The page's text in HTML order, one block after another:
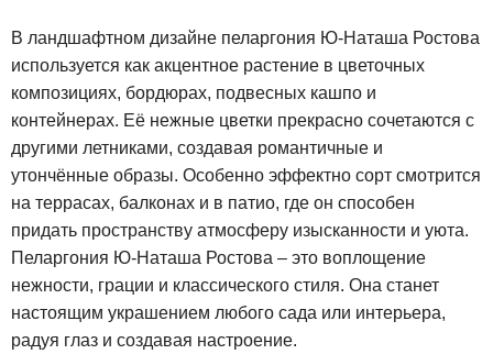
В ландшафтном дизайне пеларгония Ю-Наташа Ростова
используется как акцентное растение в цветочных
композициях, бордюрах, подвесных кашпо и
контейнерах. Её нежные цветки прекрасно сочетаются с
другими летниками, создавая романтичные и
утончённые образы. Особенно эффектно сорт смотрится
на террасах, балконах и в патио, где он способен
придать пространству атмосферу изысканности и уюта.
Пеларгония Ю-Наташа Ростова – это воплощение
нежности, грации и классического стиля. Она станет
настоящим украшением любого сада или интерьера,
радуя глаз и создавая настроение.